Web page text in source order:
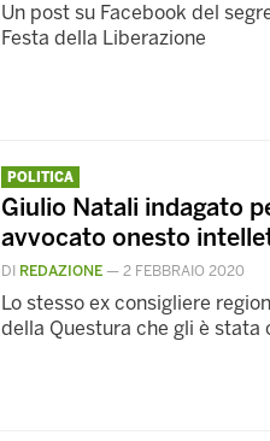
Un post su Facebook del
Festa della Liberazione
POLITICA
Giulio Natali indagato
avvocato onesto
DI REDAZIONE — 2 FEBBRAIO 2020
Lo stesso ex consigliere
della Questura che gli è stata